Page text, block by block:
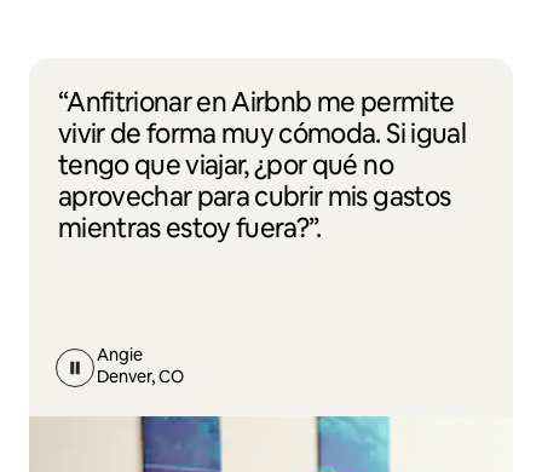
“Anfitrionar en Airbnb me permite
vivir de forma muy cómoda. Si igual
tengo que viajar, ¿por qué no
aprovechar para cubrir mis gastos
mientras estoy fuera?”.
Angie
Denver, CO